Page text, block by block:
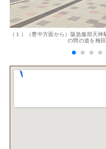
（兵庫県神戸市）別のお店
額を提示いただけたので即
任せできそうです!
（１）（豊中方面から）阪急服部天
の間の道を梅